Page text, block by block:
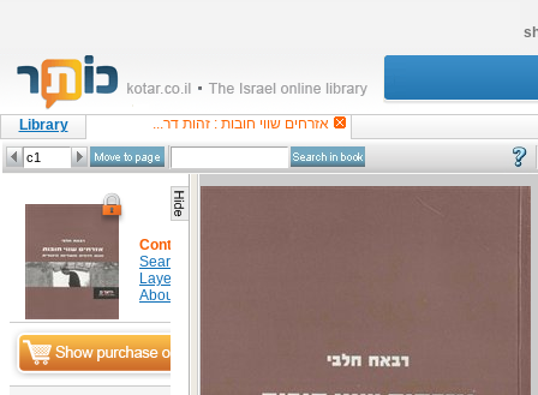
Library אזרחים שווי חובות : זהות דר...
Content
Search in item
Layers
About